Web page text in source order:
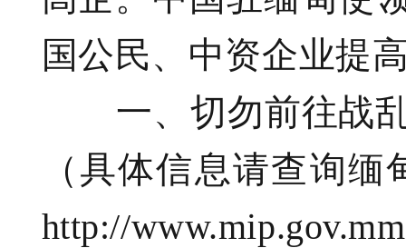
国公民、中资企业提
一、切勿前往战乱
（具体信息请查询
http://